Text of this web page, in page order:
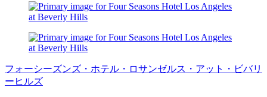
フォーシーズンズ・ホテル・ロサンゼルス・アット・ビバリ
ーヒルズ